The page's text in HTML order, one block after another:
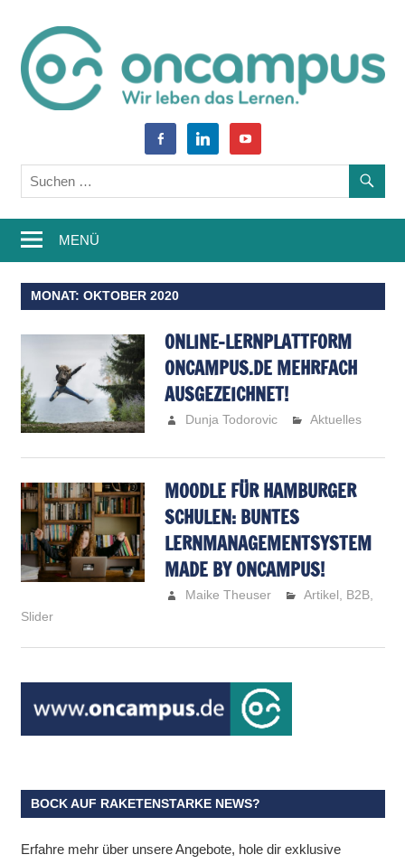
springen
oncampus-
Blog
–
Weiterbildung,
Studium,
Wissen
Learning
facebook-
alt
linkedin youtube
MENÜ
MONAT: OKTOBER 2020
ONLINE-LERNPLATTFORM
ONCAMPUS.DE MEHRFACH
AUSGEZEICHNET!
Dunja Todorovic Aktuelles
MOODLE FÜR HAMBURGER
SCHULEN: BUNTES
LERNMANAGEMENTSYSTEM
MADE BY ONCAMPUS!
Maike Theuser Artikel B2B
Slider
BOCK AUF RAKETENSTARKE NEWS?
Erfahre mehr über unsere Angebote, hole dir exklusive